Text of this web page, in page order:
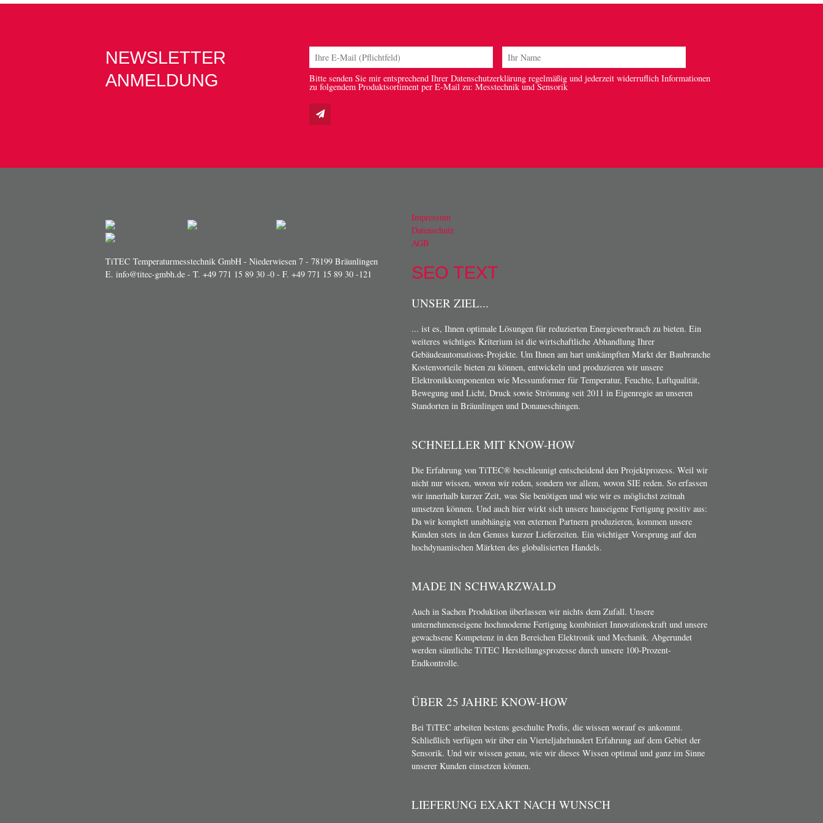
NEWSLETTER
ANMELDUNG
Bitte senden Sie mir entsprechend Ihrer Datenschutzerklärung regelmäßig und jederzeit widerruflich Informationen
zu folgendem Produktsortiment per E-Mail zu: Messtechnik und Sensorik
TiTEC Temperaturmesstechnik GmbH - Niederwiesen 7 - 78199 Bräunlingen
E. info@titec-gmbh.de - T. +49 771 15 89 30 -0 - F. +49 771 15 89 30 -121
Impressum
Datenschutz
AGB
SEO TEXT
UNSER ZIEL...
... ist es, Ihnen optimale Lösungen für reduzierten Energieverbrauch zu bieten. Ein
weiteres wichtiges Kriterium ist die wirtschaftliche Abhandlung Ihrer
Gebäudeautomations-Projekte. Um Ihnen am hart umkämpften Markt der Baubranche
Kostenvorteile bieten zu können, entwickeln und produzieren wir unsere
Elektronikkomponenten wie Messumformer für Temperatur, Feuchte, Luftqualität,
Bewegung und Licht, Druck sowie Strömung seit 2011 in Eigenregie an unseren
Standorten in Bräunlingen und Donaueschingen.
SCHNELLER MIT KNOW-HOW
Die Erfahrung von TiTEC® beschleunigt entscheidend den Projektprozess. Weil wir
nicht nur wissen, wovon wir reden, sondern vor allem, wovon SIE reden. So erfassen
wir innerhalb kurzer Zeit, was Sie benötigen und wie wir es möglichst zeitnah
umsetzen können. Und auch hier wirkt sich unsere hauseigene Fertigung positiv aus:
Da wir komplett unabhängig von externen Partnern produzieren, kommen unsere
Kunden stets in den Genuss kurzer Lieferzeiten. Ein wichtiger Vorsprung auf den
hochdynamischen Märkten des globalisierten Handels.
MADE IN SCHWARZWALD
Auch in Sachen Produktion überlassen wir nichts dem Zufall. Unsere
unternehmenseigene hochmoderne Fertigung kombiniert Innovationskraft und unsere
gewachsene Kompetenz in den Bereichen Elektronik und Mechanik. Abgerundet
werden sämtliche TiTEC Herstellungsprozesse durch unsere 100-Prozent-
Endkontrolle.
ÜBER 25 JAHRE KNOW-HOW
Bei TiTEC arbeiten bestens geschulte Profis, die wissen worauf es ankommt.
Schließlich verfügen wir über ein Vierteljahrhundert Erfahrung auf dem Gebiet der
Sensorik. Und wir wissen genau, wie wir dieses Wissen optimal und ganz im Sinne
unserer Kunden einsetzen können.
LIEFERUNG EXAKT NACH WUNSCH